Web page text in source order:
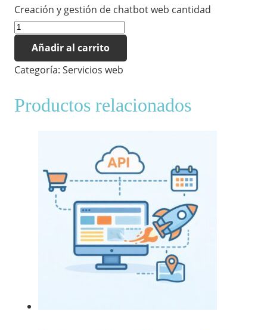
Creación y gestión de chatbot web cantidad
Añadir al carrito
Categoría: Servicios web
Productos relacionados